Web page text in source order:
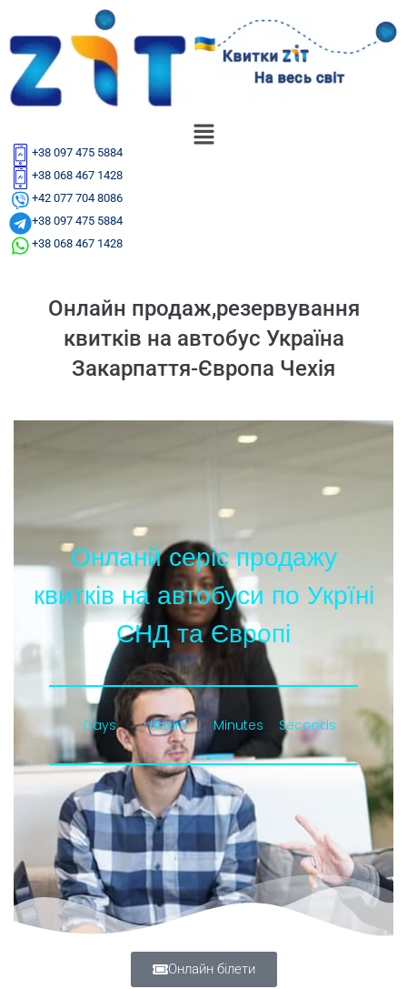
+38 097 475 5884
+38 068 467 1428
+42 077 704 8086
+38 097 475 5884
+38 068 467 1428
Онлайн продаж,резервування
квитків на автобус Україна
Закарпаття-Європа Чехія
Онланй серіс продажу
квитків на автобуси по Укрїні
СНД та Європі
Days Hours Minutes Seconds
Онлайн білети